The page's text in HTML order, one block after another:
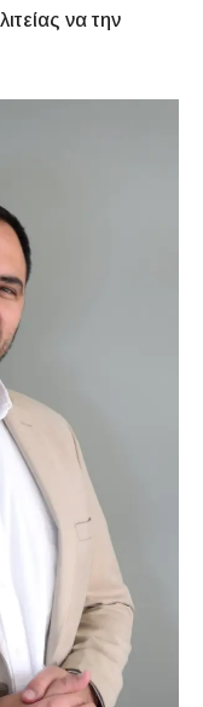
να την